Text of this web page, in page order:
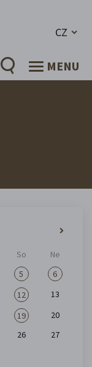
CZ
MENU
So
Ne
5
6
12
13
19
20
26
27